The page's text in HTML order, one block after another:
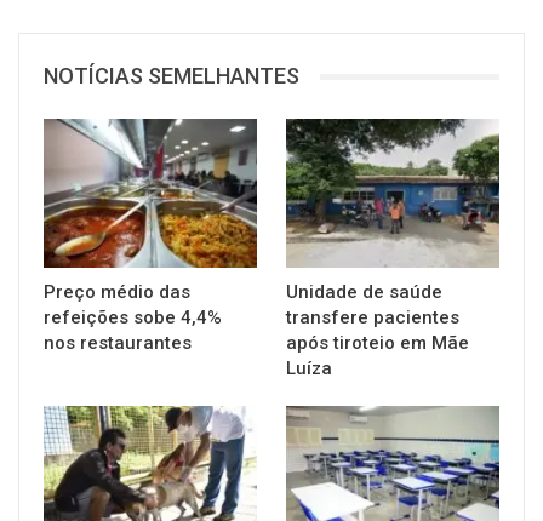
NOTÍCIAS SEMELHANTES
Preço médio das
refeições sobe 4,4%
nos restaurantes
Unidade de saúde
transfere pacientes
após tiroteio em Mãe
Luíza